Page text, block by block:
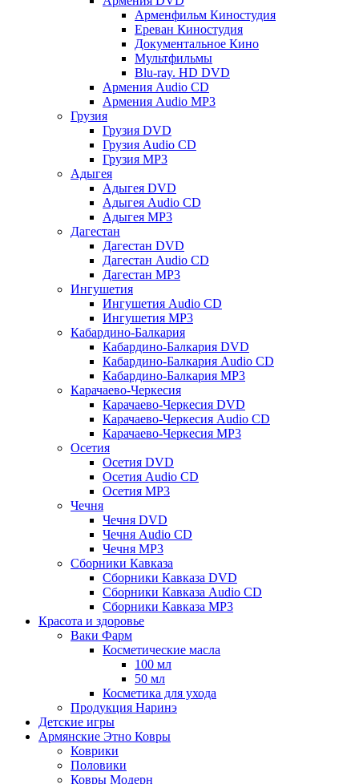
Арменфильм Киностудия
Ереван Киностудия
Документальное Кино
Мультфильмы
Blu-ray. HD DVD
Армения Audio CD
Армения Audio MP3
Грузия
Грузия DVD
Грузия Audio CD
Грузия MP3
Адыгея
Адыгея DVD
Адыгея Audio CD
Адыгея MP3
Дагестан
Дагестан DVD
Дагестан Audio CD
Дагестан MP3
Ингушетия
Ингушетия Audio CD
Ингушетия MP3
Кабардино-Балкария
Кабардино-Балкария DVD
Кабардино-Балкария Audio CD
Кабардино-Балкария MP3
Карачаево-Черкесия
Карачаево-Черкесия DVD
Карачаево-Черкесия Audio CD
Карачаево-Черкесия MP3
Осетия
Осетия DVD
Осетия Audio CD
Осетия MP3
Чечня
Чечня DVD
Чечня Audio CD
Чечня MP3
Сборники Кавказа
Сборники Кавказа DVD
Сборники Кавказа Audio CD
Сборники Кавказа MP3
Красота и здоровье
Ваки Фарм
Косметические масла
100 мл
50 мл
Косметика для ухода
Продукция Наринэ
Детские игры
Армянские Этно Ковры
Коврики
Половики
Ковры Модерн